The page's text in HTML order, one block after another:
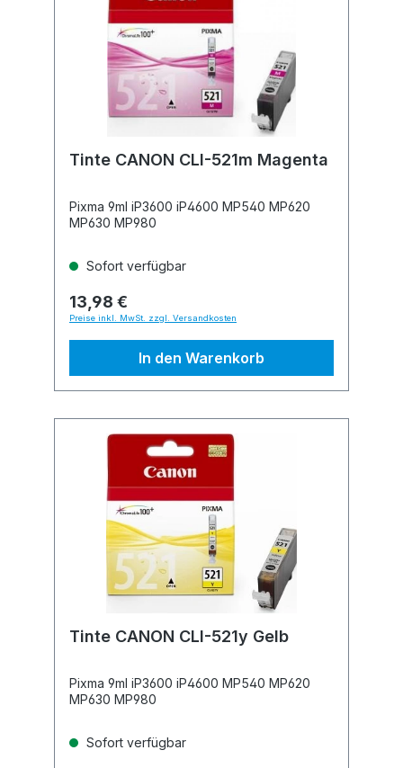
Tinte CANON CLI-521m Magenta
Pixma 9ml iP3600 iP4600 MP540 MP620
MP630 MP980
Sofort verfügbar
13,98 €
Preise inkl. MwSt. zzgl. Versandkosten
In den Warenkorb
Tinte CANON CLI-521y Gelb
Pixma 9ml iP3600 iP4600 MP540 MP620
MP630 MP980
Sofort verfügbar